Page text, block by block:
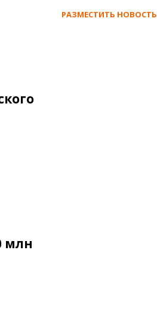
млн
РАЗМЕСТИТЬ НОВОСТЬ